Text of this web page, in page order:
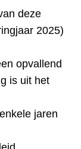
deze
2025)
opvallend
is uit het
jaren